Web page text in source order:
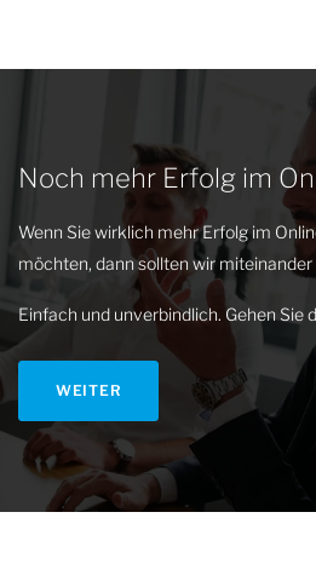
Noch mehr Erfolg im
Wenn Sie wirklich mehr Erfolg im
möchten, dann sollten wir miteinander
Einfach und unverbindlich. Gehen Sie
WEITER